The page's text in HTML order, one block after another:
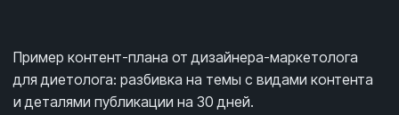
Пример контент-плана от дизайнера-маркетолога
для диетолога: разбивка на темы с видами контента
и деталями публикации на 30 дней.